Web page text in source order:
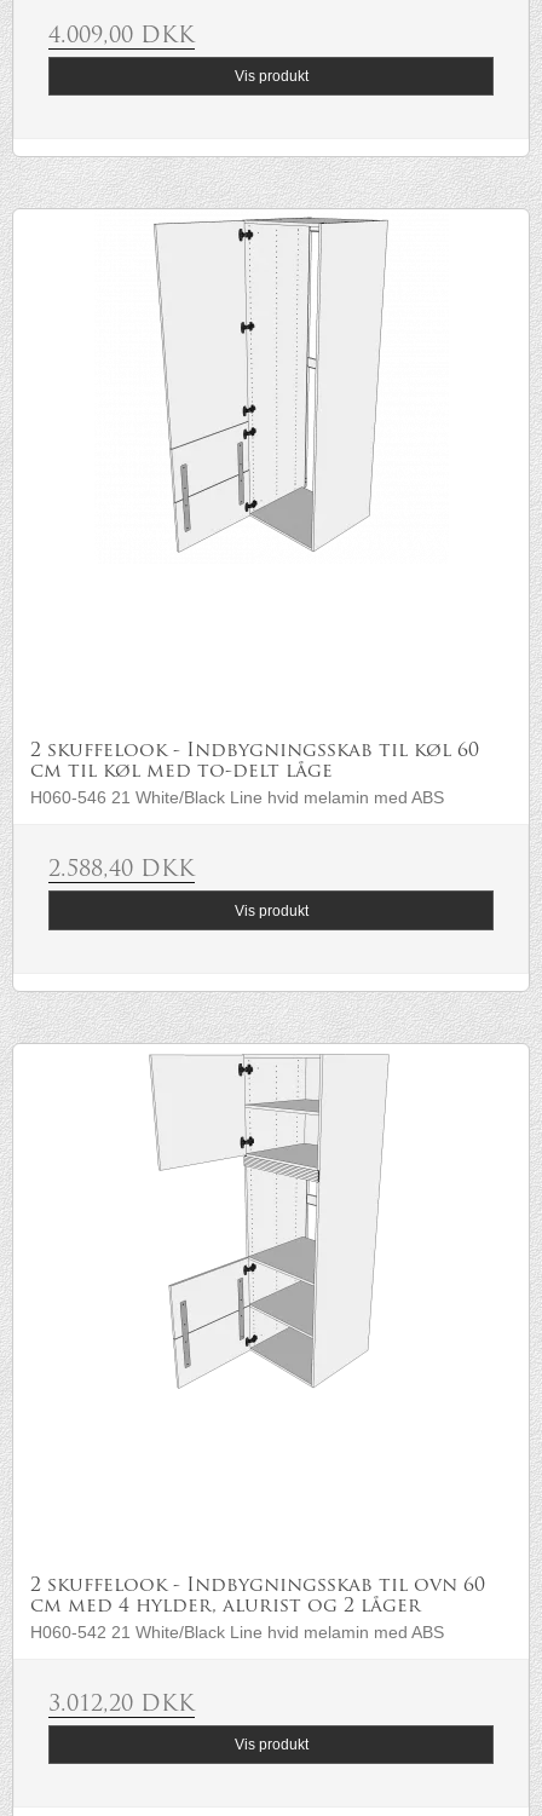
4.009,00 DKK
Vis produkt
2 skuffelook - Indbygningsskab til køl 60
cm til køl med to-delt låge
H060-546 21 White/Black Line hvid melamin med ABS
2.588,40 DKK
Vis produkt
2 skuffelook - Indbygningsskab til ovn 60
cm med 4 hylder, alurist og 2 låger
H060-542 21 White/Black Line hvid melamin med ABS
3.012,20 DKK
Vis produkt